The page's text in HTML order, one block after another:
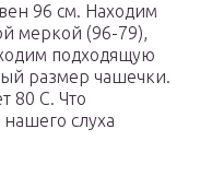
96 см. Находим
меркой (96-79),
подходящую
размер чашечки.
80 С. Что
слуха